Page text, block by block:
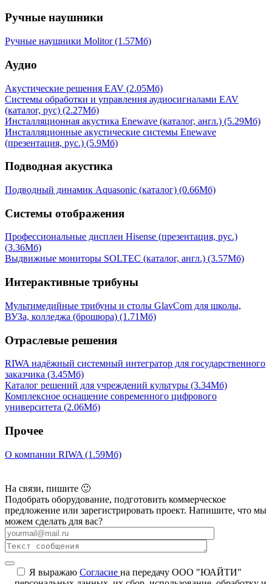
Ручные наушники
Ручные наушники Molitor (1.57Мб)
Аудио
Акустические решения EAV (2.05Мб)
Системы обработки и управления аудиосигналами EAV
(каталог, рус) (2.27Мб)
Инсталляционная акустика Enewave (каталог, англ.) (5.29Мб)
Инсталляционные акустические системы Enewave
(презентация, рус.) (5.9Мб)
Подводная акустика
Подводный динамик Aquasonic (каталог) (0.66Мб)
Системы отображения
Профессиональные дисплеи Hisense (презентация, рус.)
(3.36Мб)
Выдвижные мониторы SOLTEC (каталог, англ.) (3.57Мб)
Интерактивные трибуны
Мультимедийные трибуны и столы GlavCom для школы,
ВУЗа, колледжа (брошюра) (1.71Мб)
Отраслевые решения
RIWA надёжный системный интегратор для государственного
заказчика (3.45Мб)
Каталог решений для учреждений культуры (3.34Мб)
Комплексное оснащение современного цифрового
университета (2.06Мб)
Прочее
О компании RIWA (1.59Мб)
На связи, пишите 🙂
Подобрать оборудование, подготовить коммерческое
предложение или зарегистрировать проект. Напишите, что мы
можем сделать для вас?
Я выражаю Согласие на передачу ООО "ЮАЙТИ"